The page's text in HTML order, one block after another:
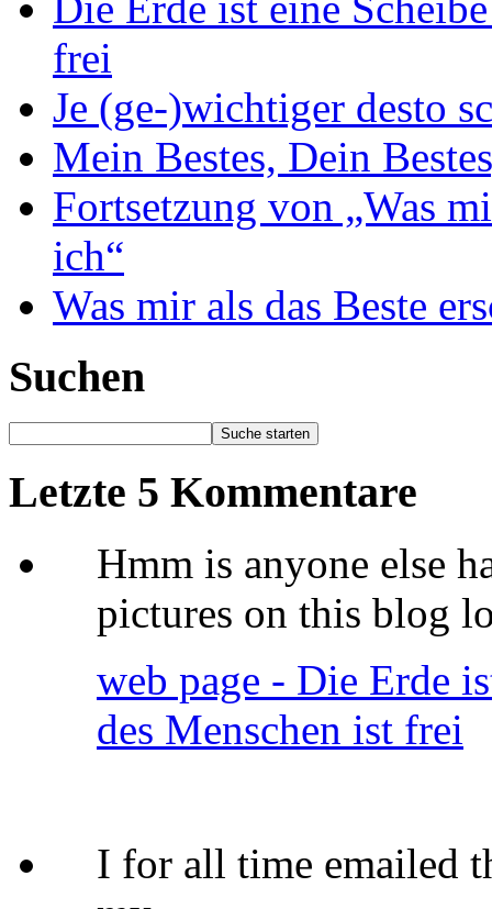
frei
Je (ge-)wichtiger desto
Mein Bestes, Dein
Fortsetzung von „Was
ich“
Was mir als das Beste
Suchen
Letzte 5 Kommentare
Hmm is anyone else
pictures on this blog
web page - Die Erde
des Menschen ist frei
I for all time emailed